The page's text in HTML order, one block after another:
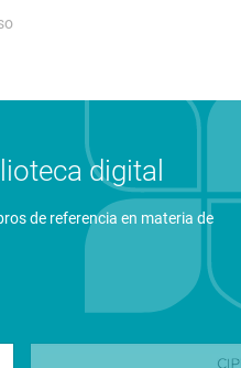
digital
de referencia en materia de